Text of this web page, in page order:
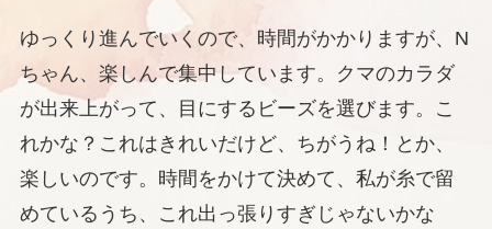
ゆっくり進んでいくので、時間がかかりますが、N
ちゃん、楽しんで集中しています。クマのカラダ
が出来上がって、目にするビーズを選びます。こ
れかな？これはきれいだけど、ちがうね！とか、
楽しいのです。時間をかけて決めて、私が糸で留
めているうち、これ出っ張りすぎじゃないかな